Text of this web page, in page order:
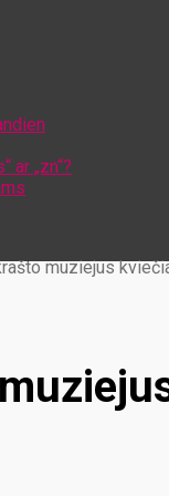
ar „zn“?
muziejus